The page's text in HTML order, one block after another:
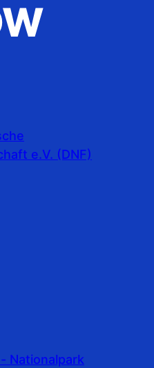
e.V. (DNF)
Nationalpark